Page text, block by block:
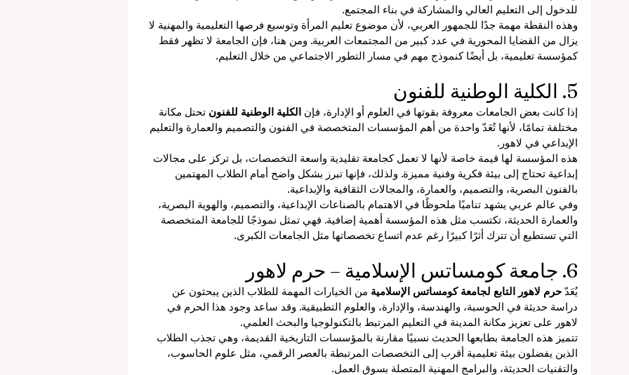
للدخول إلى التعليم العالي والمشاركة في بناء المجتمع.
وهذه النقطة مهمة جدًا للجمهور العربي، لأن موضوع تعليم المرأة وتوسيع فرصها التعليمية والمهنية لا
يزال من القضايا المحورية في عدد كبير من المجتمعات العربية. ومن هنا، فإن الجامعة لا تظهر فقط
كمؤسسة تعليمية، بل أيضًا كنموذج مهم في مسار التطور الاجتماعي من خلال التعليم.
5. الكلية الوطنية للفنون
إذا كانت بعض الجامعات معروفة بقوتها في العلوم أو الإدارة، فإن الكلية الوطنية للفنون تحتل مكانة
مختلفة تمامًا، لأنها تُعَدّ واحدة من أهم المؤسسات المتخصصة في الفنون والتصميم والعمارة والتعليم
الإبداعي في لاهور.
هذه المؤسسة لها قيمة خاصة لأنها لا تعمل كجامعة تقليدية واسعة التخصصات، بل تركز على مجالات
إبداعية تحتاج إلى بيئة فكرية وفنية مميزة. ولذلك، فإنها تبرز بشكل واضح أمام الطلاب المهتمين
بالفنون البصرية، والتصميم، والعمارة، والمجالات الثقافية والإبداعية.
وفي عالم عربي يشهد تناميًا ملحوظًا في الاهتمام بالصناعات الإبداعية، والتصميم، والهوية البصرية،
والعمارة الحديثة، تكتسب مثل هذه المؤسسة أهمية إضافية. فهي تمثل نموذجًا للجامعة المتخصصة
التي تستطيع أن تترك أثرًا كبيرًا رغم عدم اتساع تخصصاتها مثل الجامعات الكبرى.
6. جامعة كومساتس الإسلامية – حرم لاهور
يُعَدّ حرم لاهور التابع لجامعة كومساتس الإسلامية من الخيارات المهمة للطلاب الذين يبحثون عن
دراسة حديثة في الحوسبة، والهندسة، والإدارة، والعلوم التطبيقية. وقد ساعد وجود هذا الحرم في
لاهور على تعزيز مكانة المدينة في التعليم المرتبط بالتكنولوجيا والبحث العلمي.
تتميز هذه الجامعة بطابعها الحديث نسبيًا مقارنة بالمؤسسات التاريخية القديمة، وهي تجذب الطلاب
الذين يفضلون بيئة تعليمية أقرب إلى التخصصات المرتبطة بالعصر الرقمي، مثل علوم الحاسوب،
والتقنيات الحديثة، والبرامج المهنية المتصلة بسوق العمل.